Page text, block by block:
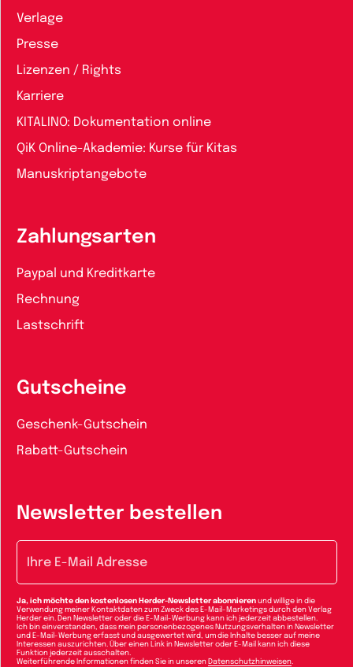
Verlage
Presse
Lizenzen / Rights
Karriere
KITALINO: Dokumentation online
QiK Online-Akademie: Kurse für Kitas
Manuskriptangebote
Zahlungsarten
Paypal und Kreditkarte
Rechnung
Lastschrift
Gutscheine
Geschenk-Gutschein
Rabatt-Gutschein
Newsletter bestellen
Ja, ich möchte den kostenlosen Herder-Newsletter abonnieren und willige in die
Verwendung meiner Kontaktdaten zum Zweck des E-Mail-Marketings durch den Verlag
Herder ein. Den Newsletter oder die E-Mail-Werbung kann ich jederzeit abbestellen.
Ich bin einverstanden, dass mein personenbezogenes Nutzungsverhalten in Newsletter
und E-Mail-Werbung erfasst und ausgewertet wird, um die Inhalte besser auf meine
Interessen auszurichten. Über einen Link in Newsletter oder E-Mail kann ich diese
Funktion jederzeit ausschalten.
Weiterführende Informationen finden Sie in unseren Datenschutzhinweisen.